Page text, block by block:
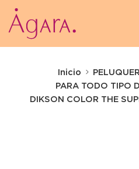
Inicio
PARA TODO TIPO
DIKSON COLOR THE